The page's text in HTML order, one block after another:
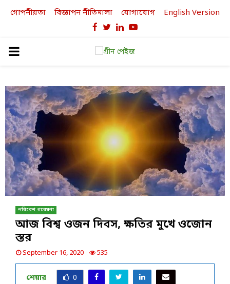
গোপনীয়তা বিজ্ঞাপন নীতিমালা যোগাযোগ English Version
Facebook
TwitterLinkedinYoutube
PRIMARY
পরিবেশ গবেষণা
আজ বিশ্ব ওজন দিবস, ক্ষতির মুখে ওজোন
স্তর
September 16, 2020 535
শেয়ার 0